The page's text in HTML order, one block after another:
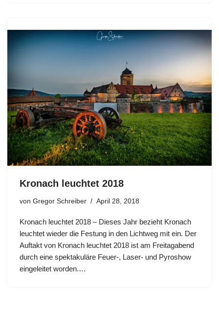
Kronach leuchtet 2018
von Gregor Schreiber April 28, 2018
Kronach leuchtet 2018 – Dieses Jahr bezieht Kronach
leuchtet wieder die Festung in den Lichtweg mit ein. Der
Auftakt von Kronach leuchtet 2018 ist am Freitagabend
durch eine spektakuläre Feuer-, Laser- und Pyroshow
eingeleitet worden.…